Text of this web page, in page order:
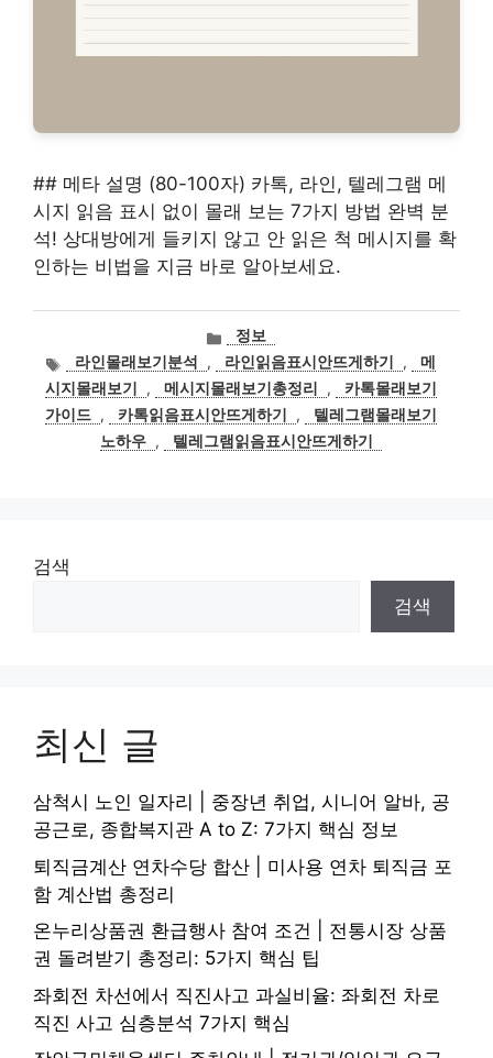
## 메타 설명 (80-100자) 카톡, 라인, 텔레그램 메
시지 읽음 표시 없이 몰래 보는 7가지 방법 완벽 분
석! 상대방에게 들키지 않고 안 읽은 척 메시지를 확
인하는 비법을 지금 바로 알아보세요.
카
테
고
리
정보
태
그
라인몰래보기분석 , 라인읽음표시안뜨게하기 ,
메
시지몰래보기
, 메시지몰래보기총정리 ,
카톡몰래보기
가이드 , 카톡읽음표시안뜨게하기 ,
텔레그램몰래보기
노하우 , 텔레그램읽음표시안뜨게하기
검색
검색
최신 글
삼척시 노인 일자리 | 중장년 취업, 시니어 알바, 공
공근로, 종합복지관 A to Z: 7가지 핵심 정보
퇴직금계산 연차수당 합산 | 미사용 연차 퇴직금 포
함 계산법 총정리
온누리상품권 환급행사 참여 조건 | 전통시장 상품
권 돌려받기 총정리: 5가지 핵심 팁
좌회전 차선에서 직진사고 과실비율: 좌회전 차로
직진 사고 심층분석 7가지 핵심